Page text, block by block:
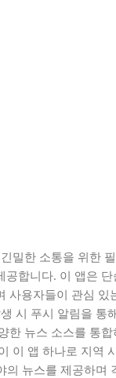
밀한 소통을 위한
합니다. 이 앱은
사용자들이 관심
시 푸시 알림을 통
한 뉴스 소스를 통
이 앱 하나로 지역
뉴스를 제공하며